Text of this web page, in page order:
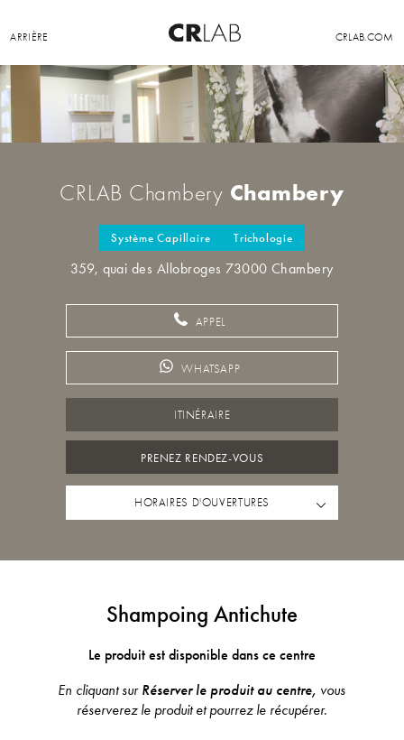
ARRIÈRE CRLAB.COM
CRLAB Chambery Chambery
Système Capillaire Trichologie
359, quai des Allobroges 73000 Chambery
APPEL
WHATSAPP
ITINÉRAIRE
PRENEZ RENDEZ-VOUS
HORAIRES D'OUVERTURES
Shampoing Antichute
Le produit est disponible dans ce centre
En cliquant sur Réserver le produit au centre, vous
réserverez le produit et pourrez le récupérer.